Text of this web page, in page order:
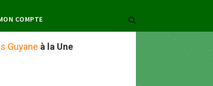
COMPTE
Guyane à la Une